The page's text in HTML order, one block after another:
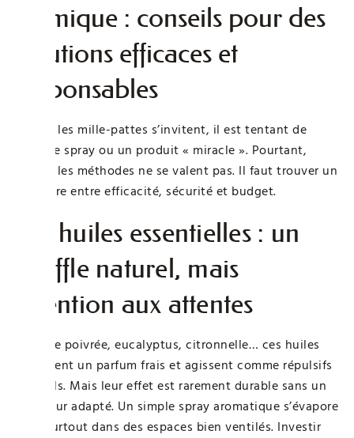
chimique : conseils pour des
solutions efficaces et
responsables
Quand les mille-pattes s’invitent, il est tentant de
sortir le spray ou un produit « miracle ». Pourtant,
toutes les méthodes ne se valent pas. Il faut trouver un
équilibre entre efficacité, sécurité et budget.
Les huiles essentielles : un
souffle naturel, mais
attention aux attentes
Menthe poivrée, eucalyptus, citronnelle… ces huiles
apportent un parfum frais et agissent comme répulsifs
naturels. Mais leur effet est rarement durable sans un
diffuseur adapté. Un simple spray aromatique s’évapore
vite, surtout dans des espaces bien ventilés. Investir